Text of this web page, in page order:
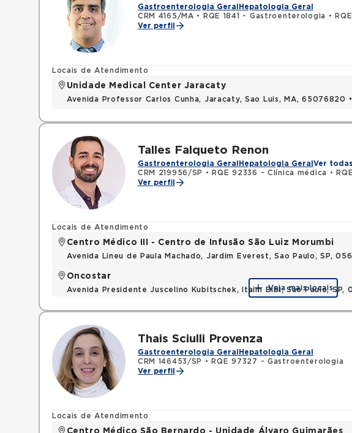
Gastroenterologia Geral Hepatologia Geral
CRM 4165/MA • RQE 1841 - Gastroenterologia •
RQE
Ver perfil
Locais de Atendimento
Unidade Medical Center Jaracaty
Avenida Professor Carlos Cunha, Jaracaty, Sao Luis, MA, 65076820 •
Talles Falqueto Renon
Gastroenterologia Geral Hepatologia Geral Ver todas
CRM 219956/SP
• RQE 92336 - Clínica médica •
RQE
Ver perfil
Locais de Atendimento
Centro Médico III - Centro de Infusão São Luiz Morumbi
Avenida Lineu de Paula Machado, Jardim Everest, Sao Paulo, SP,
Oncostar
Avenida Presidente Juscelino Kubitschek, Itaim Bibi, Sao Paulo, SP,
Veja mais locais
Thais Sciulli Provenza
Gastroenterologia Geral Hepatologia Geral
CRM 146453/SP
•
RQE 97327 - Gastroenterologia
Ver perfil
Locais de Atendimento
Centro Médico São Bernardo - Unidade Álvaro Guimarães